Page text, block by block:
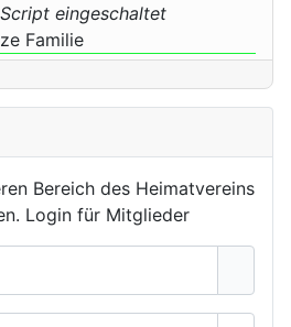
eingeschaltet
Familie
Bereich des Heimatvereins
Login für Mitglieder